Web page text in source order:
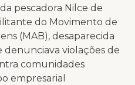
pescadora Nilce de
do Movimento de
(MAB), desaparecida
denunciava violações de
comunidades
empresarial